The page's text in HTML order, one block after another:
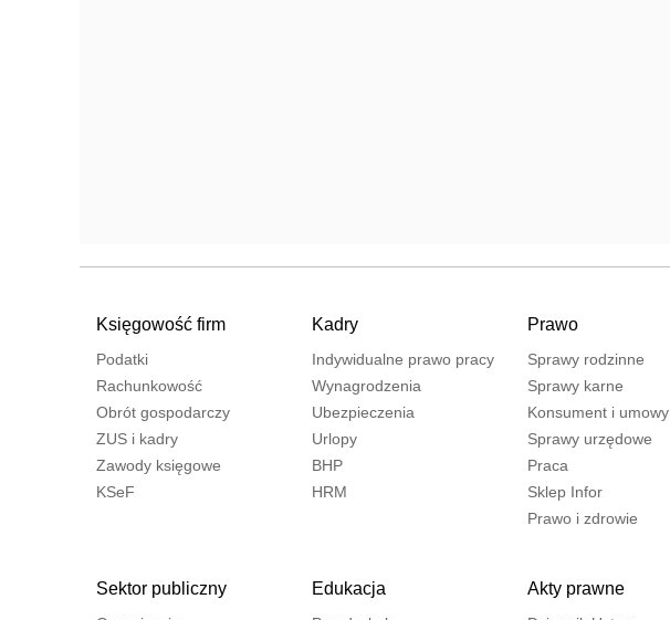
Księgowość firm
Podatki
Rachunkowość
Obrót gospodarczy
ZUS i kadry
Zawody księgowe
KSeF
Kadry
Indywidualne prawo pracy
Wynagrodzenia
Ubezpieczenia
Urlopy
BHP
HRM
Prawo
Sprawy rodzinne
Sprawy karne
Konsument i umowy
Sprawy urzędowe
Praca
Sklep Infor
Prawo i zdrowie
Sektor publiczny Edukacja Akty prawne